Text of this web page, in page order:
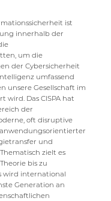
ist
innerhalb der
um die
der Cybersicherheit
umfassend
unsere Gesellschaft im
Das CISPA hat
der
oft disruptive
und
zielt es
bis zu
wird international
Generation an